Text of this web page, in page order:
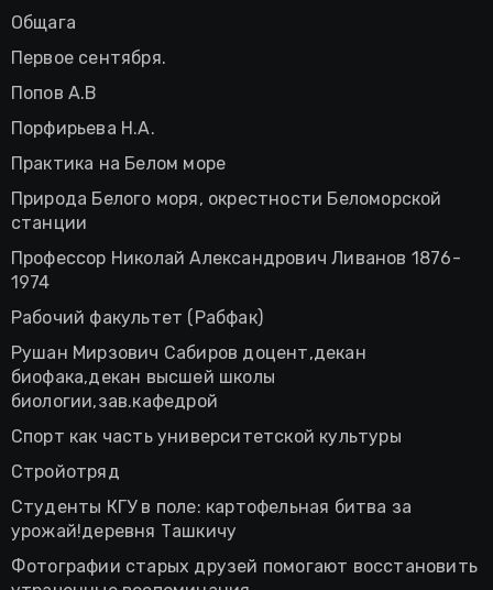
Общага
Первое сентября.
Попов А.В
Порфирьева Н.А.
Практика на Белом море
Природа Белого моря, окрестности Беломорской
станции
Профессор Николай Александрович Ливанов 1876-
1974
Рабочий факультет (Рабфак)
Рушан Мирзович Сабиров доцент,декан
биофака,декан высшей школы
биологии,зав.кафедрой
Спорт как часть университетской культуры
Стройотряд
Студенты КГУ в поле: картофельная битва за
урожай!деревня Ташкичу
Фотографии старых друзей помогают восстановить